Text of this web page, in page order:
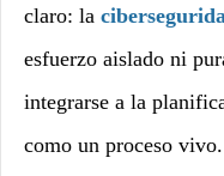
claro: la
esfuerzo aislado ni
integrarse a la
como un proceso vivo.